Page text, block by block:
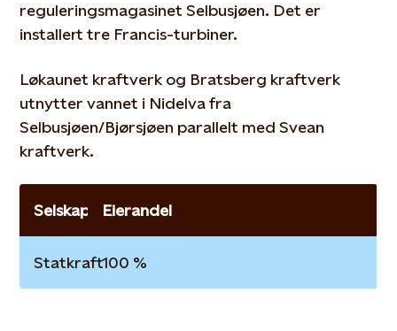
reguleringsmagasinet Selbusjøen. Det er
installert tre Francis-turbiner.
Løkaunet kraftverk og Bratsberg kraftverk
utnytter vannet i Nidelva fra
Selbusjøen/Bjørsjøen parallelt med Svean
kraftverk.
Selskap Eierandel
Statkraft100 %